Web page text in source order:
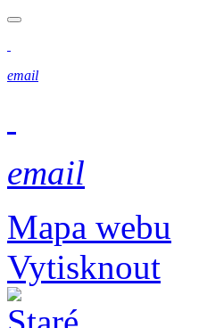
email
email
Mapa webu
Vytisknout